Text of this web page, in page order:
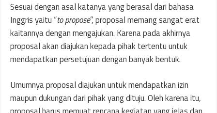
Sesuai dengan asal katanya yang berasal dari bahasa
Inggris yaitu “to propose”, proposal memang sangat erat
kaitannya dengan mengajukan. Karena pada akhirnya
proposal akan diajukan kepada pihak tertentu untuk
mendapatkan persetujuan dengan banyak bentuk.
Umumnya proposal diajukan untuk mendapatkan izin
maupun dukungan dari pihak yang dituju. Oleh karena itu,